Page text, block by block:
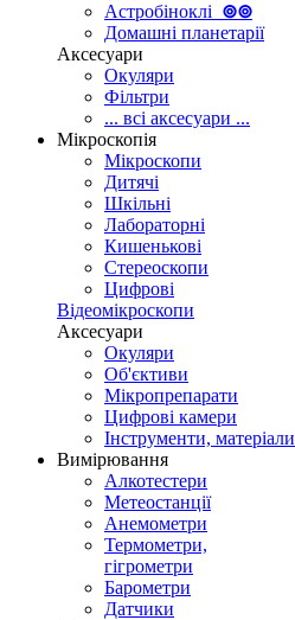
Астробіноклі ⊚⊚
Домашні планетарії
Аксесуари
Окуляри
Фільтри
... всі аксесуари ...
Мікроскопія
Мікроскопи
Дитячі
Шкільні
Лабораторні
Кишенькові
Стереоскопи
Цифрові
Відеомікроскопи
Аксесуари
Окуляри
Об'єктиви
Мікропрепарати
Цифрові камери
Інструменти, матеріали
Вимірювання
Алкотестери
Метеостанції
Анемометри
Термометри,
гігрометри
Барометри
Датчики